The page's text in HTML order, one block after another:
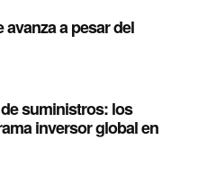
a pesar del
suministros: los
inversor global en